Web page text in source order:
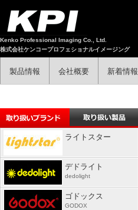
Kenko Professional Imaging Co., Ltd.
株式会社ケンコープロフェショナルイメージング
製品情報 会社概要 新着情報
ライトスター
デドライト
dedolight
ゴドックス
GODOX